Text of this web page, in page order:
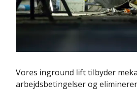
Vores inground lift tilbyder
arbejdsbetingelser og